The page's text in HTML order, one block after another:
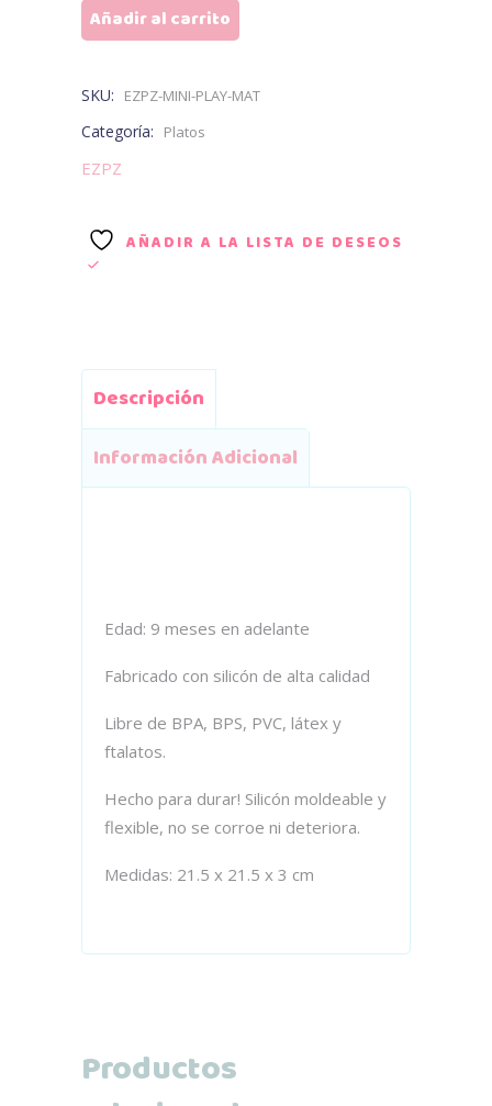
Mini
Play
cantidad
Añadir al carrito
SKU: EZPZ-MINI-PLAY-MAT
Categoría: Platos
EZPZ
AÑADIR A LA LISTA DE DESEOS
Descripción
Información Adicional
Edad: 9 meses en adelante
Fabricado con silicón de alta calidad
Libre de BPA, BPS, PVC, látex y
ftalatos.
Hecho para durar! Silicón moldeable y
flexible, no se corroe ni deteriora.
Medidas: 21.5 x 21.5 x 3 cm
Productos